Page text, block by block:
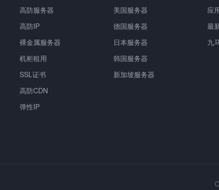
高防服务器
高防IP
裸金属服务器
机柜租用
SSL证书
高防CDN
弹性IP
美国服务器
德国服务器
日本服务器
韩国服务器
新加坡服务器
应
最
九